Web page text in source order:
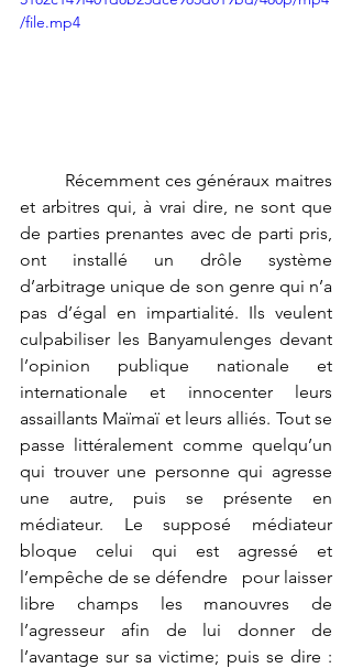
/file.mp4
et arbitres qui, à vrai dire, ne sont que
de parties prenantes avec de parti pris,
ont installé un drôle système
d’arbitrage unique de son genre qui n’a
pas d’égal en impartialité. Ils veulent
culpabiliser les Banyamulenges devant
l’opinion publique nationale et
internationale et innocenter leurs
assaillants Maïmaï et leurs alliés. Tout se
passe littéralement comme quelqu’un
qui trouver une personne qui agresse
une autre, puis se présente en
médiateur. Le supposé médiateur
bloque celui qui est agressé et
l’empêche de se défendre   pour laisser
libre champs les manouvres de
l’agresseur afin de lui donner de
l’avantage sur sa victime; puis se dire :